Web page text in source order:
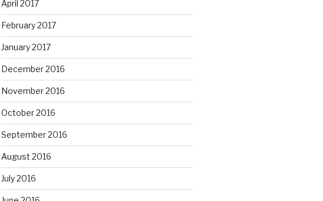
April 2017
February 2017
January 2017
December 2016
November 2016
October 2016
September 2016
August 2016
July 2016